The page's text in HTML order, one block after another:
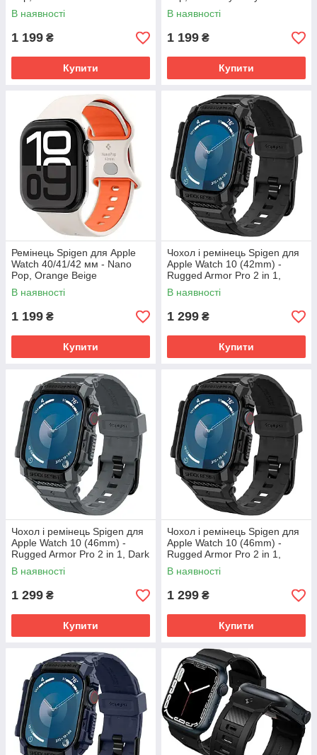
(AMP09324)
В наявності
1 199 ₴
Купити
(AMP09325)
В наявності
1 199 ₴
Купити
Ремінець Spigen для Apple
Watch 40/41/42 мм - Nano
Pop, Orange Beige
(AMP09326)
В наявності
1 199 ₴
Купити
Чохол і ремінець Spigen для
Apple Watch 10 (42mm) -
Rugged Armor Pro 2 in 1,
Matte Black (ACS08591)
В наявності
1 299 ₴
Купити
Чохол і ремінець Spigen для
Apple Watch 10 (46mm) -
Rugged Armor Pro 2 in 1, Dark
Gray (ACS08605)
В наявності
1 299 ₴
Купити
Чохол і ремінець Spigen для
Apple Watch 10 (46mm) -
Rugged Armor Pro 2 in 1,
Black (ACS08604)
В наявності
1 299 ₴
Купити